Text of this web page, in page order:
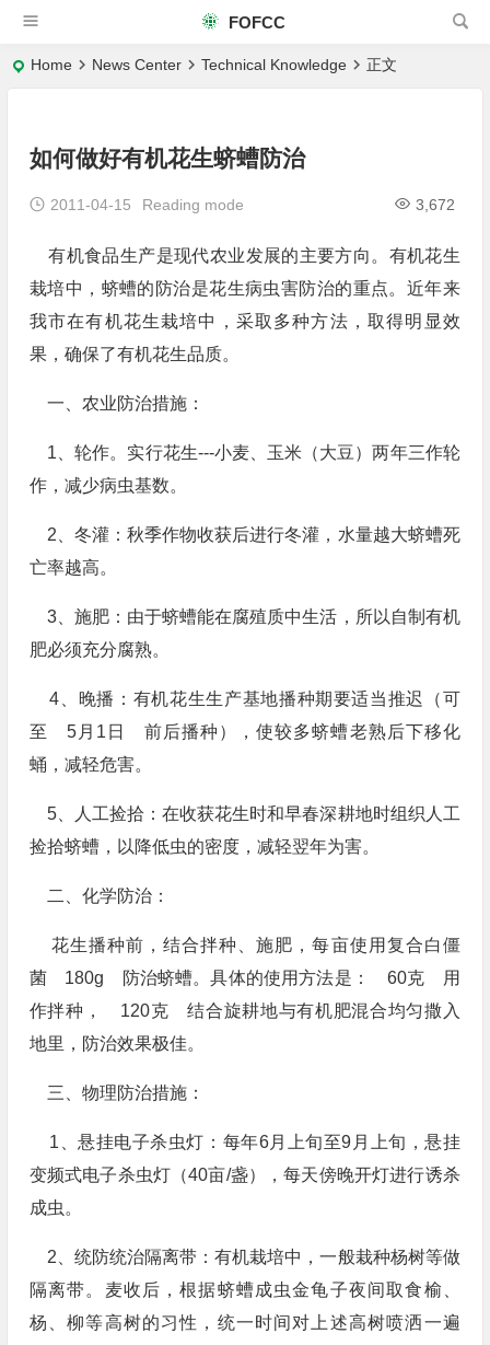
FOFCC
Home News Center Technical Knowledge 正文
如何做好有机花生蛴螬防治
2011-04-15 3,672
Reading mode
有机食品生产是现代农业发展的主要方向。有机花生
栽培中，蛴螬的防治是花生病虫害防治的重点。近年来
我市在有机花生栽培中，采取多种方法，取得明显效
果，确保了有机花生品质。
一、农业防治措施：
1、轮作。实行花生---小麦、玉米（大豆）两年三作轮
作，减少病虫基数。
2、冬灌：秋季作物收获后进行冬灌，水量越大蛴螬死
亡率越高。
3、施肥：由于蛴螬能在腐殖质中生活，所以自制有机
肥必须充分腐熟。
4、晚播：有机花生生产基地播种期要适当推迟（可
至 5月1日 前后播种），使较多蛴螬老熟后下移化
蛹，减轻危害。
5、人工捡拾：在收获花生时和早春深耕地时组织人工
捡拾蛴螬，以降低虫的密度，减轻翌年为害。
二、化学防治：
花生播种前，结合拌种、施肥，每亩使用复合白僵
菌 180g 防治蛴螬。具体的使用方法是： 60克 用
作拌种， 120克 结合旋耕地与有机肥混合均匀撒入
地里，防治效果极佳。
三、物理防治措施：
1、悬挂电子杀虫灯：每年6月上旬至9月上旬，悬挂
变频式电子杀虫灯（40亩/盏），每天傍晚开灯进行诱杀
成虫。
2、统防统治隔离带：有机栽培中，一般栽种杨树等做
隔离带。麦收后，根据蛴螬成虫金龟子夜间取食榆、
杨、柳等高树的习性，统一时间对上述高树喷洒一遍